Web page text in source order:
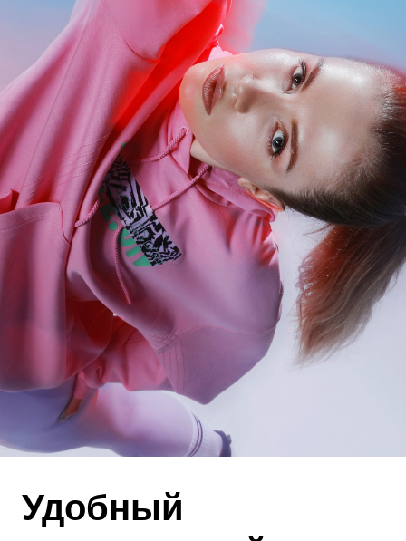
АКЦИИ
НОВОСТИ
Удобный